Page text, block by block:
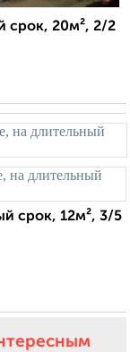
срок, 20м², 2/2
срок, 12м², 3/5